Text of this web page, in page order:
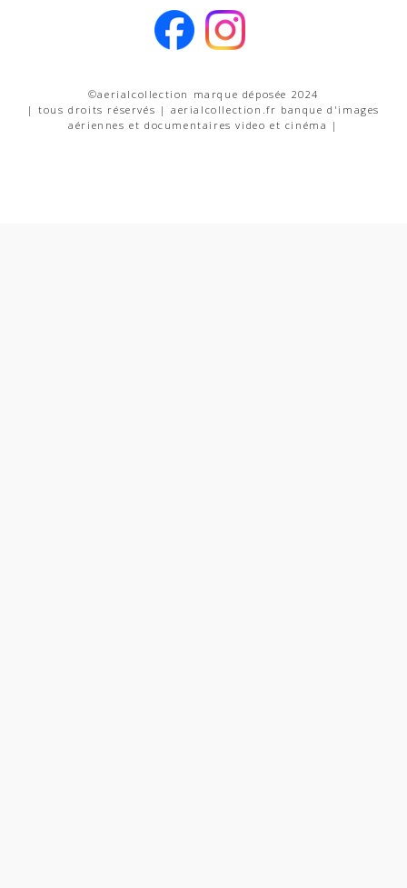
©aerialcollection marque déposée 2024
| tous droits réservés | aerialcollection.fr banque d'images
aériennes et documentaires video et cinéma |